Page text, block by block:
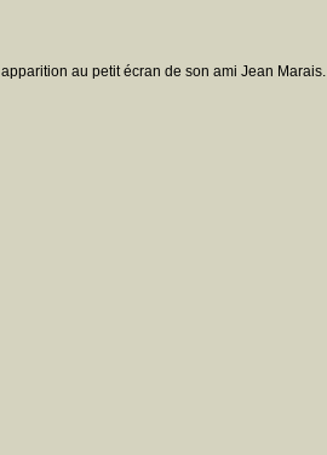
au petit écran de son ami Jean Marais.